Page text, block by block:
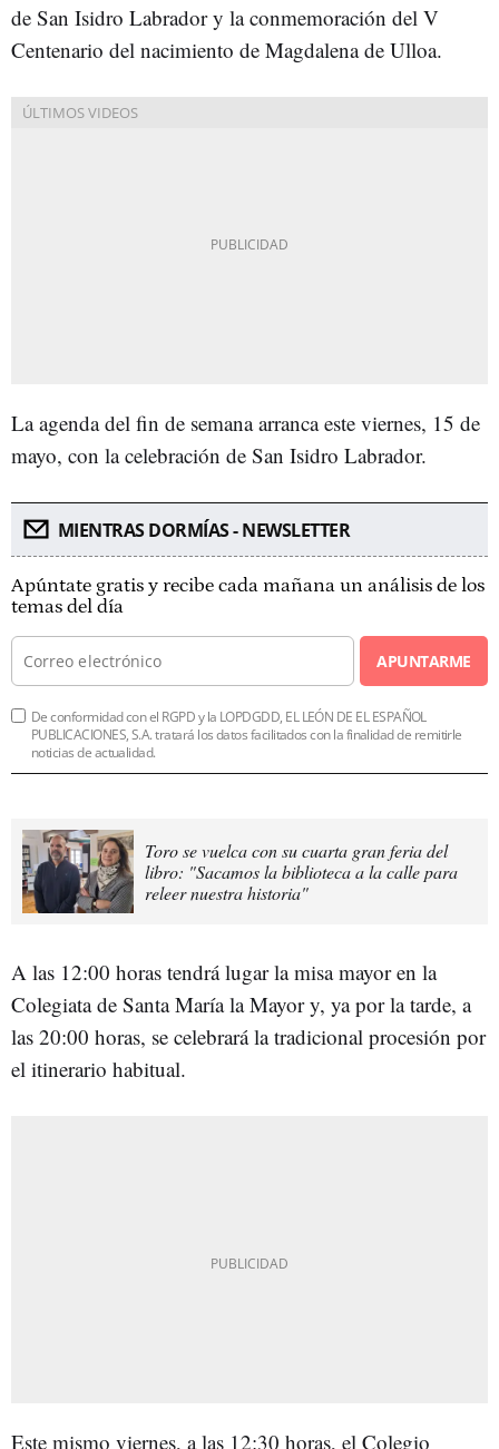
de San Isidro Labrador y la conmemoración del V
Centenario del nacimiento de Magdalena de Ulloa.
La agenda del fin de semana arranca este viernes, 15 de
mayo, con la celebración de San Isidro Labrador.
MIENTRAS DORMÍAS - NEWSLETTER
Apúntate gratis y recibe cada mañana un análisis de los
temas del día
APUNTARME
De conformidad con el RGPD y la LOPDGDD, EL LEÓN DE EL ESPAÑOL
PUBLICACIONES, S.A. tratará los datos facilitados con la finalidad de remitirle
noticias de actualidad.
Toro se vuelca con su cuarta gran feria del
libro: "Sacamos la biblioteca a la calle para
releer nuestra historia"
A las 12:00 horas tendrá lugar la misa mayor en la
Colegiata de Santa María la Mayor y, ya por la tarde, a
las 20:00 horas, se celebrará la tradicional procesión por
el itinerario habitual.
Este mismo viernes, a las 12:30 horas, el Colegio